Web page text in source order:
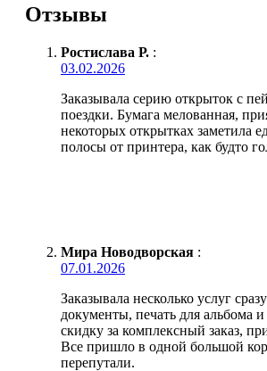
Отзывы
Ростислава Р. :
03.02.2026
Заказывала серию открыток с
поездки. Бумага мелованная,
некоторых открытках заметила
полосы от принтера, как будто
Мира Новодворская :
07.01.2026
Заказывала несколько услуг
документы, печать для альбома
скидку за комплексный заказ,
Все пришло в одной большой
перепутали.